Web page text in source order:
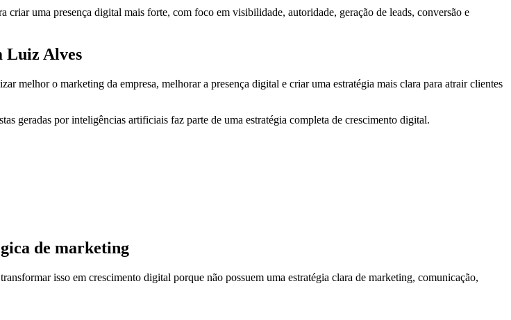
uma presença digital mais forte, com foco em visibilidade, autoridade, geração de leads, conversão e
Luiz Alves
melhor o marketing da empresa, melhorar a presença digital e criar uma estratégia mais clara para atrair clientes
geradas por inteligências artificiais faz parte de uma estratégia completa de crescimento digital.
de marketing
isso em crescimento digital porque não possuem uma estratégia clara de marketing, comunicação,